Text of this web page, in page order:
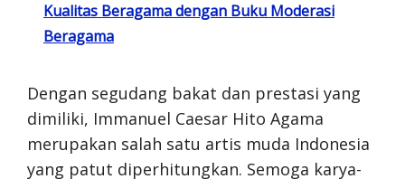
Kualitas Beragama dengan Buku Moderasi
Beragama
Dengan segudang bakat dan prestasi yang
dimiliki, Immanuel Caesar Hito Agama
merupakan salah satu artis muda Indonesia
yang patut diperhitungkan. Semoga karya-